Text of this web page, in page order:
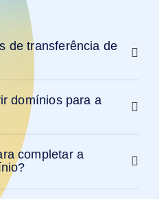
de transferência de
domínios para a
completar a